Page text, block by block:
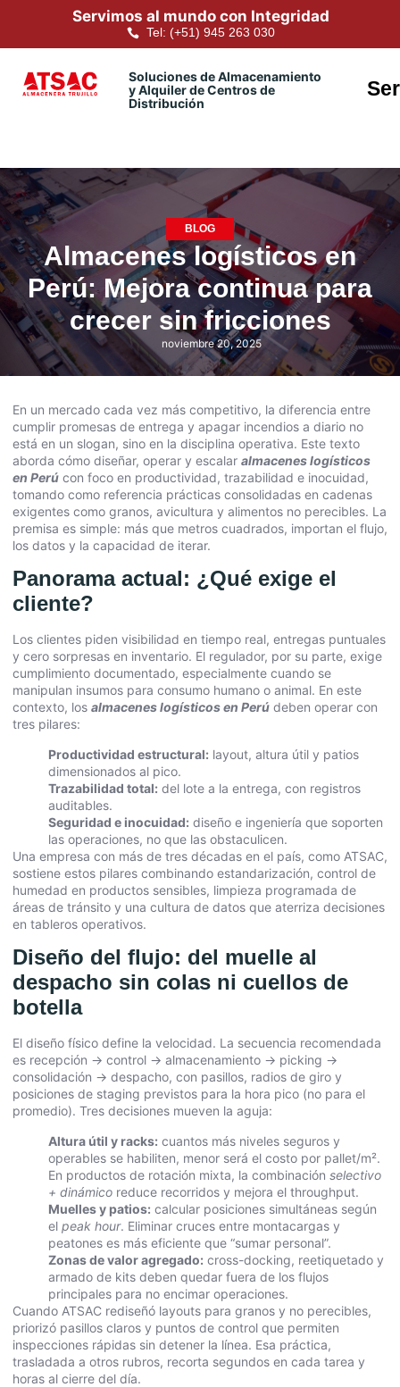
Servimos al mundo con Integridad
Tel: (+51) 945 263 030
Soluciones de Almacenamiento
y Alquiler de Centros de
Distribución
BLOG
Almacenes logísticos en
Perú: Mejora continua para
crecer sin fricciones
noviembre 20, 2025
En un mercado cada vez más competitivo, la diferencia entre
cumplir promesas de entrega y apagar incendios a diario no
está en un slogan, sino en la disciplina operativa. Este texto
aborda cómo diseñar, operar y escalar almacenes logísticos
en Perú con foco en productividad, trazabilidad e inocuidad,
tomando como referencia prácticas consolidadas en cadenas
exigentes como granos, avicultura y alimentos no perecibles. La
premisa es simple: más que metros cuadrados, importan el flujo,
los datos y la capacidad de iterar.
Panorama actual: ¿Qué exige el
cliente?
Los clientes piden visibilidad en tiempo real, entregas puntuales
y cero sorpresas en inventario. El regulador, por su parte, exige
cumplimiento documentado, especialmente cuando se
manipulan insumos para consumo humano o animal. En este
contexto, los almacenes logísticos en Perú deben operar con
tres pilares:
Productividad estructural: layout, altura útil y patios
dimensionados al pico.
Trazabilidad total: del lote a la entrega, con registros
auditables.
Seguridad e inocuidad: diseño e ingeniería que soporten
las operaciones, no que las obstaculicen.
Una empresa con más de tres décadas en el país, como ATSAC,
sostiene estos pilares combinando estandarización, control de
humedad en productos sensibles, limpieza programada de
áreas de tránsito y una cultura de datos que aterriza decisiones
en tableros operativos.
Diseño del flujo: del muelle al
despacho sin colas ni cuellos de
botella
El diseño físico define la velocidad. La secuencia recomendada
es recepción → control → almacenamiento → picking →
consolidación → despacho, con pasillos, radios de giro y
posiciones de staging previstos para la hora pico (no para el
promedio). Tres decisiones mueven la aguja:
Altura útil y racks: cuantos más niveles seguros y
operables se habiliten, menor será el costo por pallet/m².
En productos de rotación mixta, la combinación selectivo
+ dinámico reduce recorridos y mejora el throughput.
Muelles y patios: calcular posiciones simultáneas según
el peak hour. Eliminar cruces entre montacargas y
peatones es más eficiente que “sumar personal”.
Zonas de valor agregado: cross-docking, reetiquetado y
armado de kits deben quedar fuera de los flujos
principales para no encimar operaciones.
Cuando ATSAC rediseñó layouts para granos y no perecibles,
priorizó pasillos claros y puntos de control que permiten
inspecciones rápidas sin detener la línea. Esa práctica,
trasladada a otros rubros, recorta segundos en cada tarea y
horas al cierre del día.